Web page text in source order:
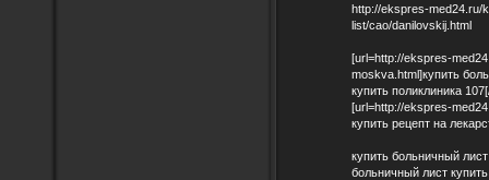
http://ekspres-med24.ru/
list/cao/danilovskij.html
[url=http://ekspres-
moskva.html]купить
купить поликлиника
[url=http://ekspres-
купить рецепт на
купить больничный
больничный лист